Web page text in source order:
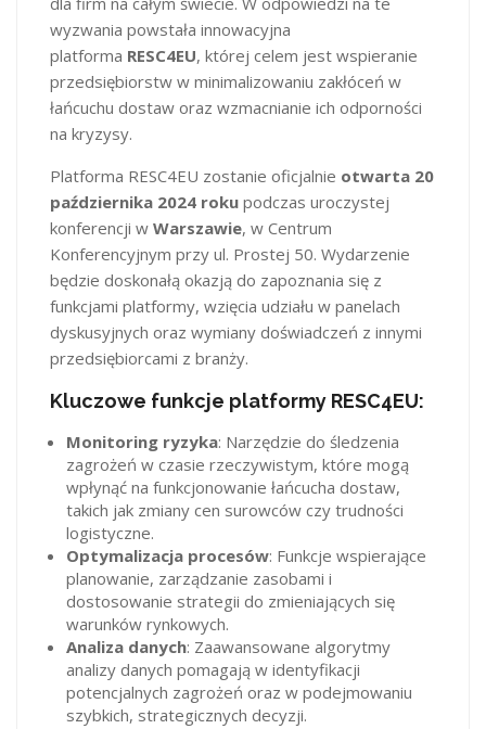
wyzwania powstała innowacyjna
platforma RESC4EU, której celem jest wspieranie
przedsiębiorstw w minimalizowaniu zakłóceń w
łańcuchu dostaw oraz wzmacnianie ich odporności
na kryzysy.
Platforma RESC4EU zostanie oficjalnie otwarta 20
października 2024 roku podczas uroczystej
konferencji w Warszawie, w Centrum
Konferencyjnym przy ul. Prostej 50. Wydarzenie
będzie doskonałą okazją do zapoznania się z
funkcjami platformy, wzięcia udziału w panelach
dyskusyjnych oraz wymiany doświadczeń z innymi
przedsiębiorcami z branży.
Kluczowe funkcje platformy RESC4EU:
Monitoring ryzyka: Narzędzie do śledzenia
zagrożeń w czasie rzeczywistym, które mogą
wpłynąć na funkcjonowanie łańcucha dostaw,
takich jak zmiany cen surowców czy trudności
logistyczne.
Optymalizacja procesów: Funkcje wspierające
planowanie, zarządzanie zasobami i
dostosowanie strategii do zmieniających się
warunków rynkowych.
Analiza danych: Zaawansowane algorytmy
analizy danych pomagają w identyfikacji
potencjalnych zagrożeń oraz w podejmowaniu
szybkich, strategicznych decyzji.